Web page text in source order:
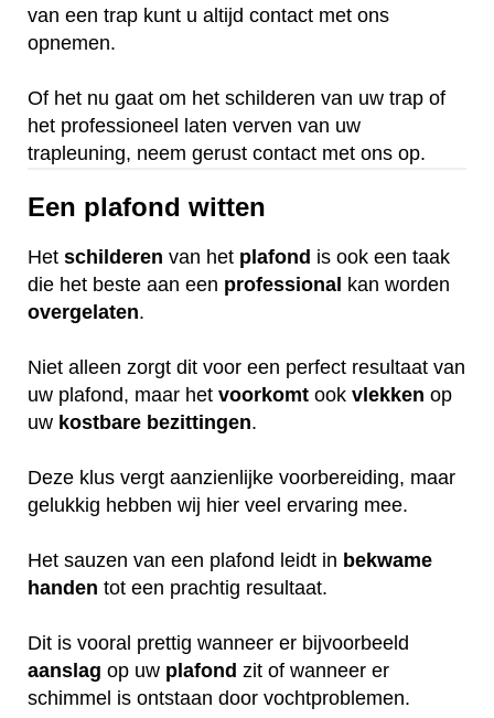
van een trap kunt u altijd contact met ons
opnemen.
Of het nu gaat om het schilderen van uw trap of
het professioneel laten verven van uw
trapleuning, neem gerust contact met ons op.
Een plafond witten
Het schilderen van het plafond is ook een taak
die het beste aan een professional kan worden
overgelaten.
Niet alleen zorgt dit voor een perfect resultaat van
uw plafond, maar het voorkomt ook vlekken op
uw kostbare bezittingen.
Deze klus vergt aanzienlijke voorbereiding, maar
gelukkig hebben wij hier veel ervaring mee.
Het sauzen van een plafond leidt in bekwame
handen tot een prachtig resultaat.
Dit is vooral prettig wanneer er bijvoorbeeld
aanslag op uw plafond zit of wanneer er
schimmel is ontstaan door vochtproblemen.